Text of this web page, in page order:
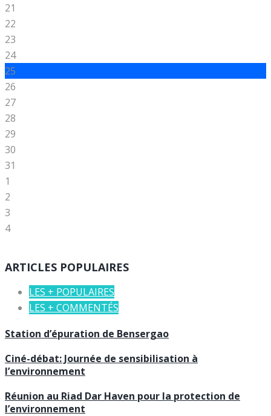
21
22
23
24
25
26
27
28
29
30
31
1
2
3
4
ARTICLES POPULAIRES
LES + POPULAIRES
LES + COMMENTÉS
Station d’épuration de Bensergao
Ciné-débat: Journée de sensibilisation à
l’environnement
Réunion au Riad Dar Haven pour la protection de
l’environnement